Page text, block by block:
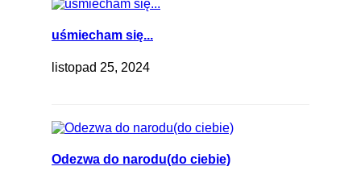
uśmiecham się...
listopad 25, 2024
Odezwa do narodu(do ciebie)